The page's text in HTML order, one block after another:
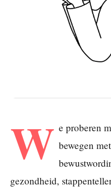
W e proberen
bewegen met
gezondheid,